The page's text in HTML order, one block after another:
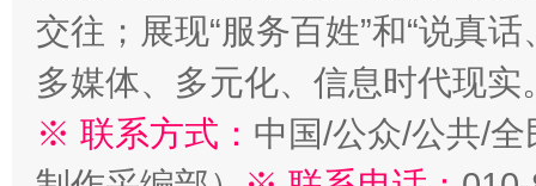
交往；展现“服务百姓”和“说真
多媒体、多元化、信息时代现实
※ 联系方式： 中国/公众/公共/